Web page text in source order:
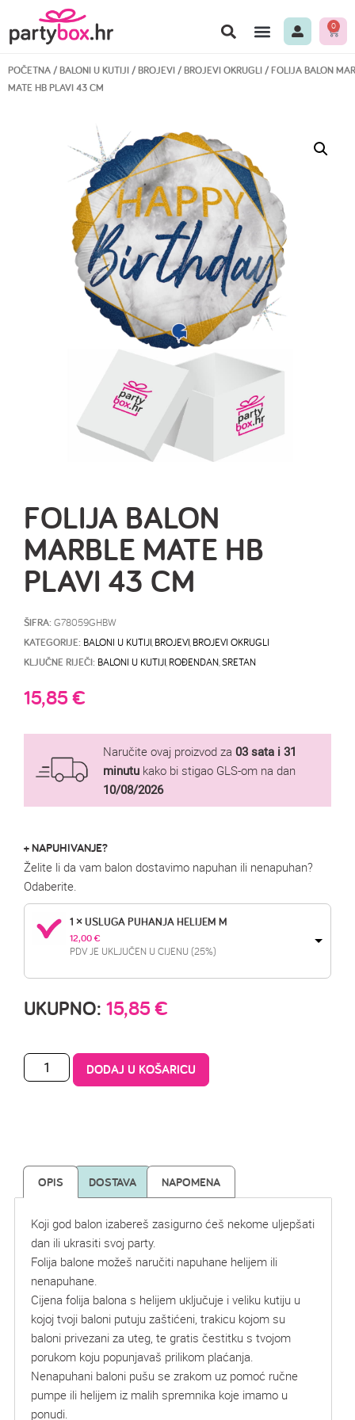
0
POČETNA/BALONI U KUTIJI/BROJEVI/BROJEVI OKRUGLI/ FOLIJA BALON
MATE HB PLAVI 43 CM
FOLIJA BALON
MARBLE MATE HB
PLAVI 43 CM
ŠIFRA: G78059GHBW
KATEGORIJE: BALONI U KUTIJI BROJEVI BROJEVI OKRUGLI
KLJUČNE RIJEČI: BALONI U KUTIJI ROĐENDAN SRETAN
15,85€
Naručite ovaj proizvod za 03 sata i 31
minutu kako bi stigao GLS-om na dan
10/08/2026
+ NAPUHIVANJE?
Želite li da vam balon dostavimo napuhan ili nenapuhan?
Odaberite.
1 × USLUGA PUHANJA HELIJEM M
12,00 €
PDV JE UKLJUČEN U CIJENU (25%)
UKUPNO: 15,85€
DODAJ U KOŠARICU
OPIS DOSTAVA NAPOMENA
Koji god balon izabereš zasigurno ćeš nekome uljepšati
dan ili ukrasiti svoj party.
Folija balone možeš naručiti napuhane helijem ili
nenapuhane.
Cijena folija balona s helijem uključuje i veliku kutiju u
kojoj tvoji baloni putuju zaštićeni, trakicu kojom su
baloni privezani za uteg, te gratis čestitku s tvojom
porukom koju popunjavaš prilikom plaćanja.
Nenapuhani baloni pušu se zrakom uz pomoć ručne
pumpe ili helijem iz malih spremnika koje imamo u
ponudi.